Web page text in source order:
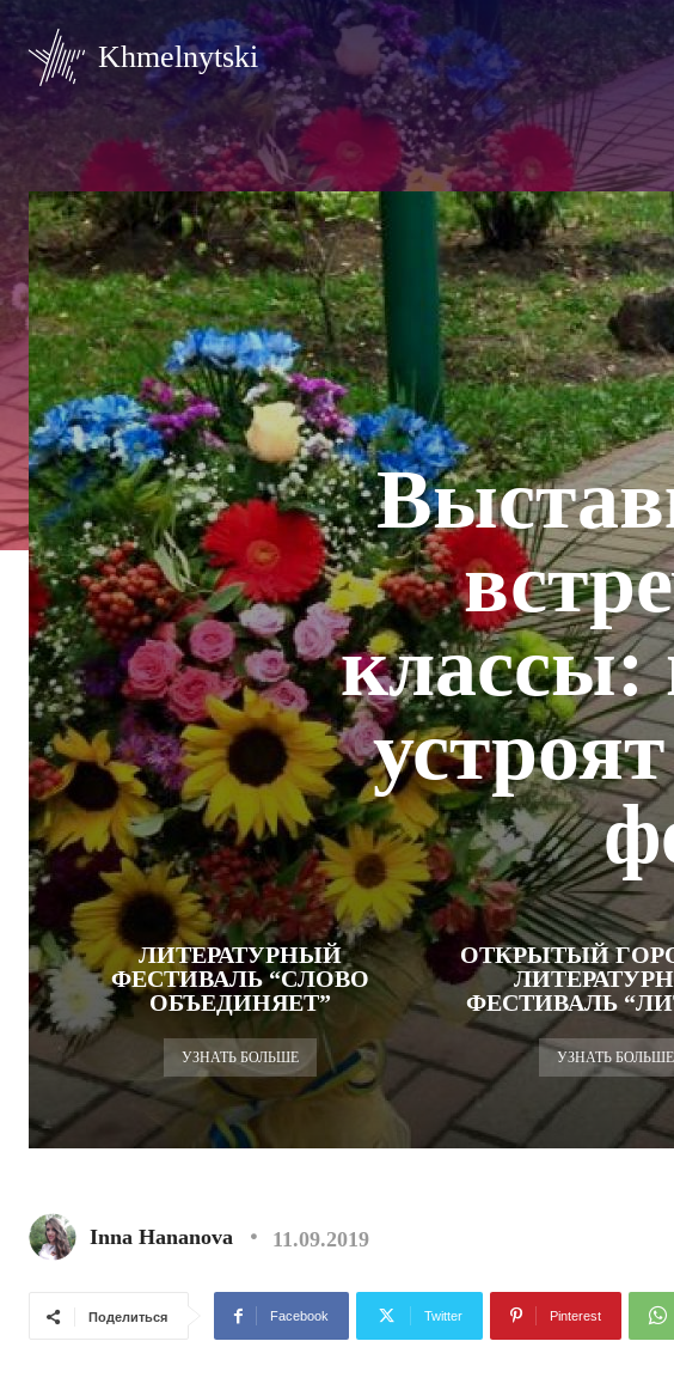
Khmelnytski
классы:
ЛИТЕРАТУРНЫЙ
ФЕСТИВАЛЬ “СЛОВО
ОБЪЕДИНЯЕТ”
УЗНАТЬ БОЛЬШЕ
ОТКРЫТЫЙ
ФЕСТИВАЛЬ
УЗНАТЬ БОЛЬШЕ
Inna Hananova 11.09.2019
Поделиться Facebook Twitter Pinterest